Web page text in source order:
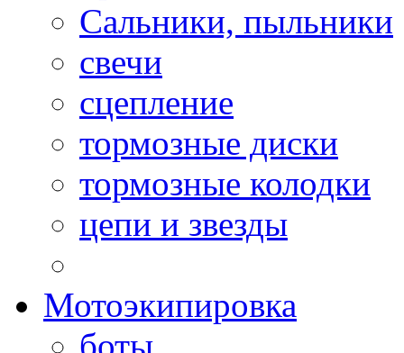
Сальники, пыльники
свечи
сцепление
тормозные диски
тормозные колодки
цепи и звезды
Мотоэкипировка